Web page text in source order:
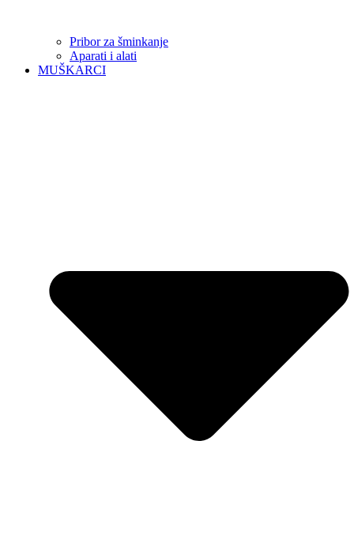
Pribor za šminkanje
Aparati i alati
MUŠKARCI